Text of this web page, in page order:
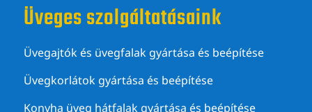
Üveges szolgáltatásaink
Üvegajtók és üvegfalak gyártása és beépítése
Üvegkorlátok gyártása és beépítése
Konyha üveg hátfalak gyártása és beépítése